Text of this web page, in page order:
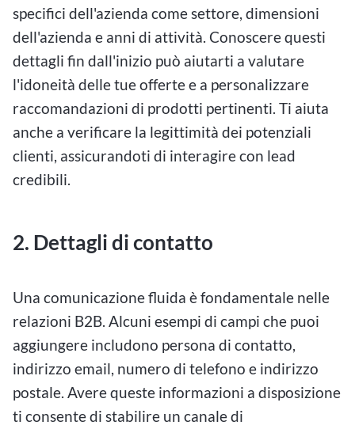
specifici dell'azienda come settore, dimensioni
dell'azienda e anni di attività. Conoscere questi
dettagli fin dall'inizio può aiutarti a valutare
l'idoneità delle tue offerte e a personalizzare
raccomandazioni di prodotti pertinenti. Ti aiuta
anche a verificare la legittimità dei potenziali
clienti, assicurandoti di interagire con lead
credibili.
2. Dettagli di contatto
Una comunicazione fluida è fondamentale nelle
relazioni B2B. Alcuni esempi di campi che puoi
aggiungere includono persona di contatto,
indirizzo email, numero di telefono e indirizzo
postale. Avere queste informazioni a disposizione
ti consente di stabilire un canale di